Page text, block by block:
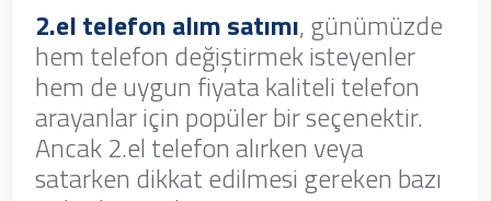
2.el telefon alım satımı, günümüzde
hem telefon değiştirmek isteyenler
hem de uygun fiyata kaliteli telefon
arayanlar için popüler bir seçenektir.
Ancak 2.el telefon alırken veya
satarken dikkat edilmesi gereken bazı